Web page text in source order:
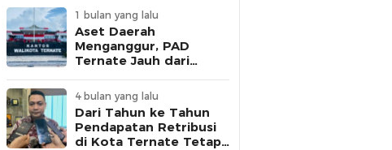
Sepengetahuannya
1 bulan yang lalu
Aset Daerah
Menganggur, PAD
Ternate Jauh dari
4 bulan yang lalu
Dari Tahun ke Tahun
Pendapatan Retribusi
di Kota Ternate Tetap